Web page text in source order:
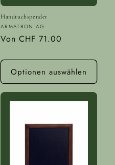
Handtuchspender
Anbieter:
ARMATRON AG
Normaler
Von CHF 71.00
Optionen auswählen